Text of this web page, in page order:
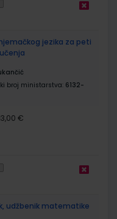
njemačkog jezika za peti
broj ministarstva: 6132-
€
udžbenik matematike